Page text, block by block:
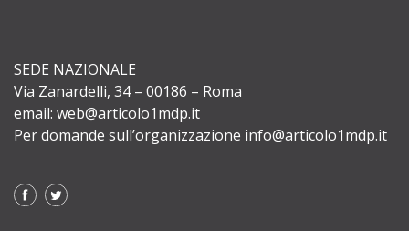
SEDE NAZIONALE
Via Zanardelli, 34 – 00186 – Roma
email: web@articolo1mdp.it
Per domande sull’organizzazione info@articolo1mdp.it